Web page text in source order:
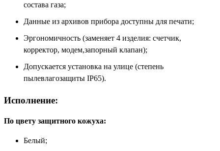
состава газа;
Данные из архивов прибора доступны для печати;
Эргономичность (заменяет 4 изделия: счетчик,
корректор, модем,запорный клапан);
Допускается установка на улице (степень
пылевлагозащиты IP65).
Исполнение:
По цвету защитного кожуха:
Белый;